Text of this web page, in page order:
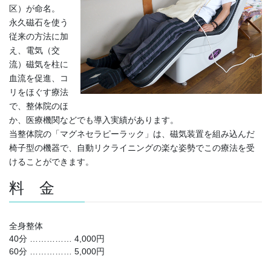
区）が命名。
永久磁石を使う
従来の方法に加
え、電気（交
流）磁気を柱に
血流を促進、コ
リをほぐす療法
で、整体院のほ
か、医療機関などでも導入実績があります。
当整体院の「マグネセラピーラック」は、磁気装置を組み込んだ
椅子型の機器で、自動リクライニングの楽な姿勢でこの療法を受
けることができます。
料 金
全身整体
40分 …………… 4,000円
60分 …………… 5,000円